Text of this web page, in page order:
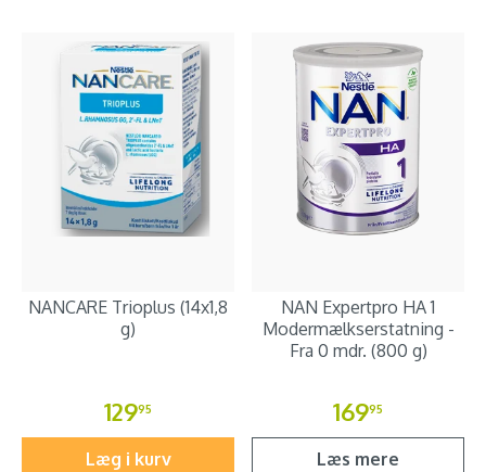
NANCARE Trioplus (14x1,8
g)
12995
Læg i kurv
NAN Expertpro HA 1
Modermælkserstatning -
Fra 0 mdr. (800 g)
16995
Læs mere